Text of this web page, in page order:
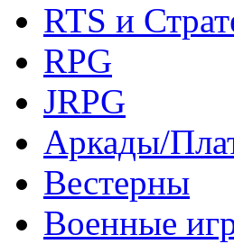
RTS и
RPG
JRPG
Аркады/
Вестерны
Военные